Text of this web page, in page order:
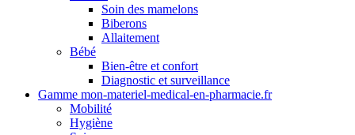
Soin des mamelons
Biberons
Allaitement
Bébé
Bien-être et confort
Diagnostic et surveillance
Gamme mon-materiel-medical-en-pharmacie.fr
Mobilité
Hygiène